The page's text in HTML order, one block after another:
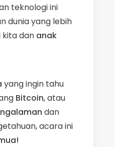
teknologi ini
dunia yang lebih
kita dan anak
yang ingin tahu
Bitcoin, atau
dan
acara ini